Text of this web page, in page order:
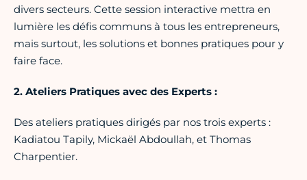
divers secteurs. Cette session interactive mettra en
lumière les défis communs à tous les entrepreneurs,
mais surtout, les solutions et bonnes pratiques pour y
faire face.
2. Ateliers Pratiques avec des Experts :
Des ateliers pratiques dirigés par nos trois experts :
Kadiatou Tapily, Mickaël Abdoullah, et Thomas
Charpentier.